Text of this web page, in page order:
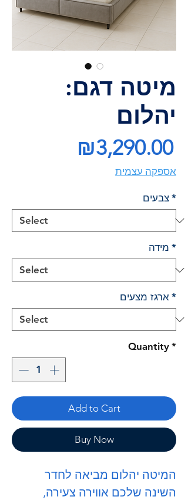
מיטה דגם:
יהלום
₪3,290.00
אספקה עצמית
צבעים *
מידה *
ארגז מצעים *
Quantity *
Add to Cart
Buy Now
המיטה יהלום מביאה לחדר
השינה שלכם אווירה צעירה,